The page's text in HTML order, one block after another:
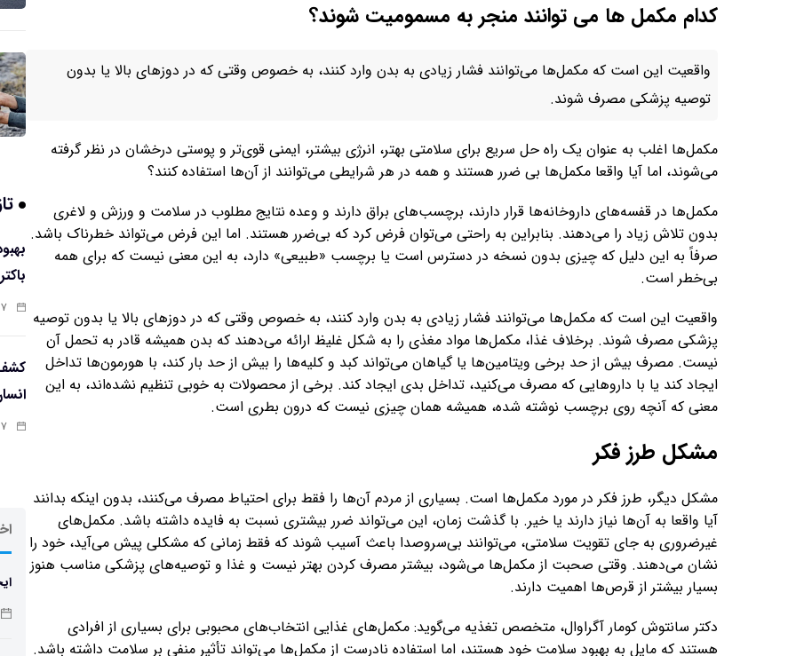
کدام مکمل‌ ها می توانند منجر به مسمومیت شوند؟
واقعیت این است که مکمل‌ها می‌توانند فشار زیادی به بدن وارد کنند، به خصوص وقتی که در دوزهای بالا یا بدون
توصیه پزشکی مصرف شوند.
مکمل‌ها اغلب به عنوان یک راه حل سریع برای سلامتی بهتر، انرژی بیشتر، ایمنی قوی‌تر و پوستی درخشان در نظر گرفته
می‌شوند، اما آیا واقعا مکمل‌ها بی ضرر هستند و همه در هر شرایطی می‌توانند از آن‌ها استفاده کنند؟
مکمل‌ها در قفسه‌های داروخانه‌ها قرار دارند، برچسب‌های براق دارند و وعده نتایج مطلوب در سلامت و ورزش و لاغری
بدون تلاش زیاد را می‌دهند. بنابراین به راحتی می‌توان فرض کرد که بی‌ضرر هستند. اما این فرض می‌تواند خطرناک باشد.
صرفاً به این دلیل که چیزی بدون نسخه در دسترس است یا برچسب «طبیعی» دارد، به این معنی نیست که برای همه
بی‌خطر است.
واقعیت این است که مکمل‌ها می‌توانند فشار زیادی به بدن وارد کنند، به خصوص وقتی که در دوزهای بالا یا بدون توصیه
پزشکی مصرف شوند. برخلاف غذا، مکمل‌ها مواد مغذی را به شکل غلیظ ارائه می‌دهند که بدن همیشه قادر به تحمل آن
نیست. مصرف بیش از حد برخی ویتامین‌ها یا گیاهان می‌تواند کبد و کلیه‌ها را بیش از حد بار کند، با هورمون‌ها تداخل
ایجاد کند یا با داروهایی که مصرف می‌کنید، تداخل بدی ایجاد کند. برخی از محصولات به خوبی تنظیم نشده‌اند، به این
معنی که آنچه روی برچسب نوشته شده، همیشه همان چیزی نیست که درون بطری است.
مشکل طرز فکر
مشکل دیگر، طرز فکر در مورد مکمل‌ها است. بسیاری از مردم آن‌ها را فقط برای احتیاط مصرف می‌کنند، بدون اینکه بدانند
آیا واقعا به آن‌ها نیاز دارند یا خیر. با گذشت زمان، این می‌تواند ضرر بیشتری نسبت به فایده داشته باشد. مکمل‌های
غیرضروری به جای تقویت سلامتی، می‌توانند بی‌سروصدا باعث آسیب شوند که فقط زمانی که مشکلی پیش می‌آید، خود را
نشان می‌دهند. وقتی صحبت از مکمل‌ها می‌شود، بیشتر مصرف کردن بهتر نیست و غذا و توصیه‌های پزشکی مناسب هنوز
بسیار بیشتر از قرص‌ها اهمیت دارند.
دکتر سانتوش کومار آگراوال، متخصص تغذیه می‌گوید: مکمل‌های غذایی انتخاب‌های محبوبی برای بسیاری از افرادی
هستند که مایل به بهبود سلامت خود هستند، اما استفاده نادرست از مکمل‌ها می‌تواند تأثیر منفی بر سلامت داشته باشد.